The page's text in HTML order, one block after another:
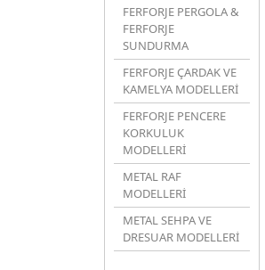
FERFORJE PERGOLA &
FERFORJE
SUNDURMA
FERFORJE ÇARDAK VE
KAMELYA MODELLERİ
FERFORJE PENCERE
KORKULUK
MODELLERİ
METAL RAF
MODELLERİ
METAL SEHPA VE
DRESUAR MODELLERİ